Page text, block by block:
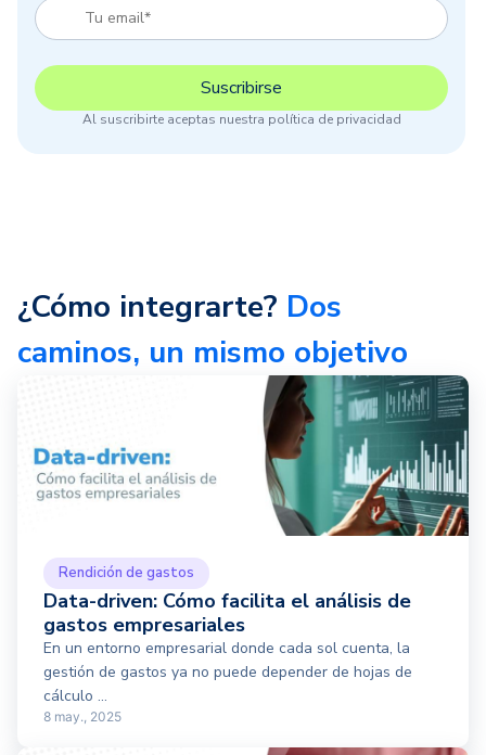
Al suscribirte aceptas nuestra política de privacidad
¿Cómo integrarte? Dos
caminos, un mismo objetivo
Rendición de gastos
Data-driven: Cómo facilita el análisis de
gastos empresariales
En un entorno empresarial donde cada sol cuenta, la
gestión de gastos ya no puede depender de hojas de
cálculo ...
8 may., 2025